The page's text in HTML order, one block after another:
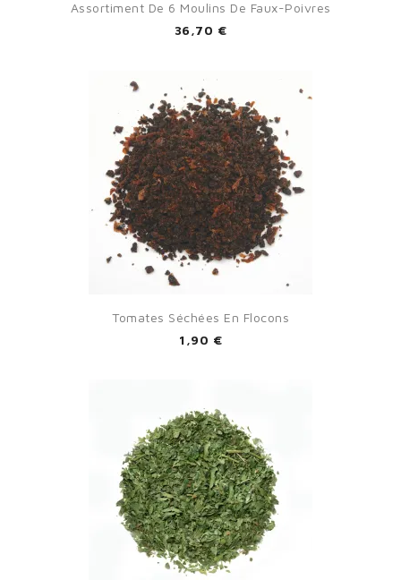
Assortiment De 6 Moulins De Faux-Poivres
36,70 €
Tomates Séchées En Flocons
1,90 €